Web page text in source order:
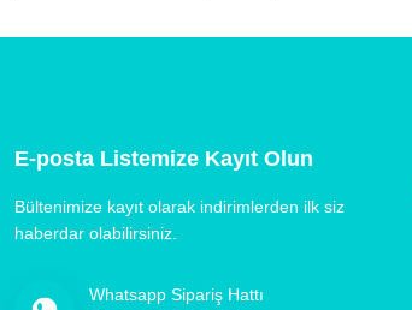
E-posta Listemize Kayıt Olun
Bültenimize kayıt olarak indirimlerden ilk siz
haberdar olabilirsiniz.
Whatsapp Sipariş Hattı